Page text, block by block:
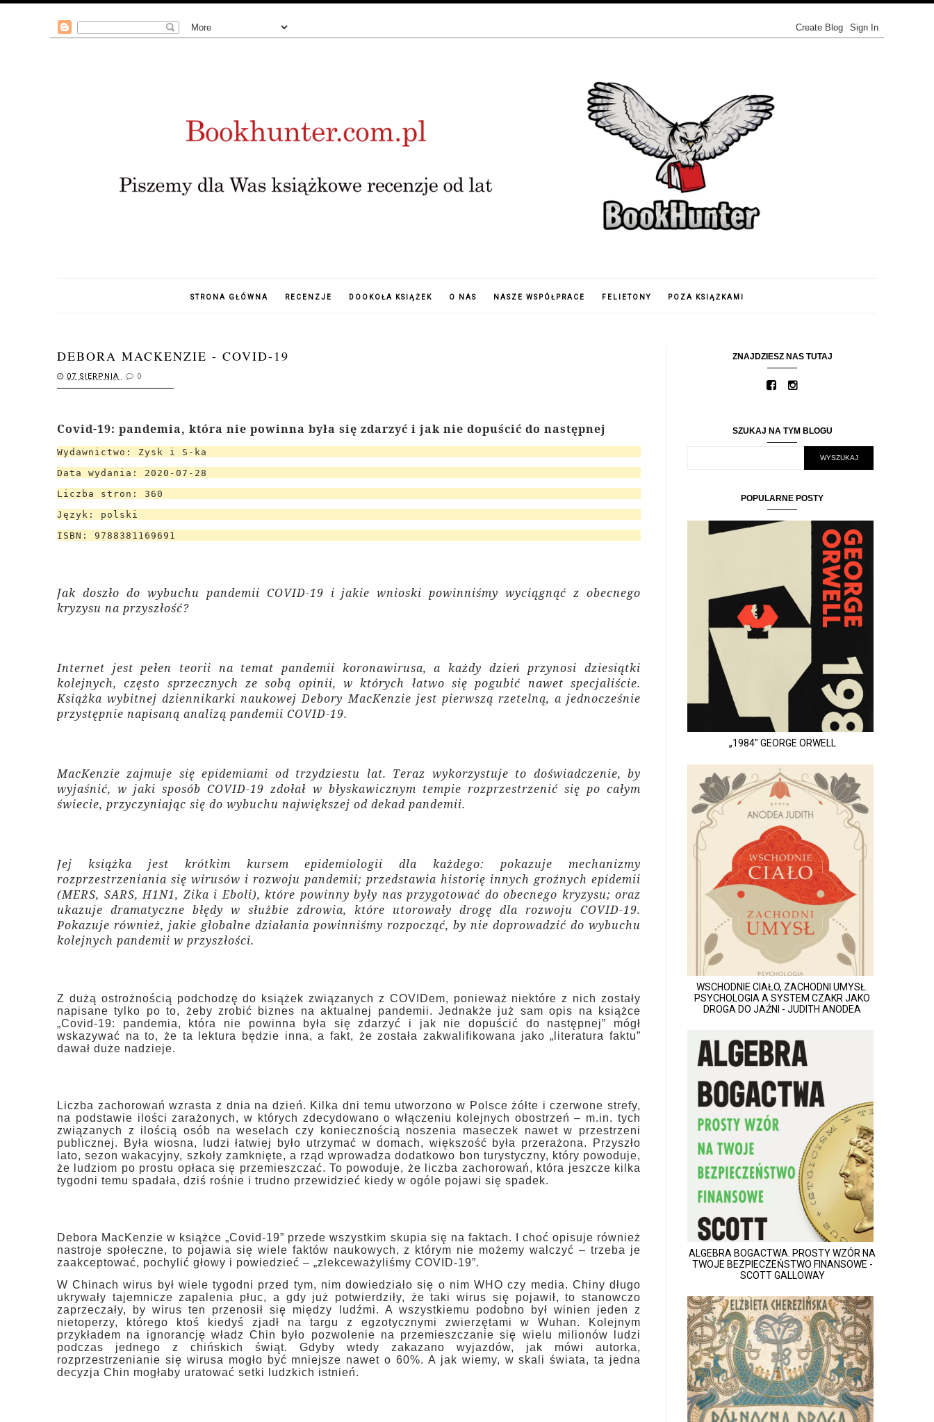
STRONA GŁÓWNA RECENZJE DOOKOŁA KSIĄŻEK O NAS NASZE WSPÓŁPRACE FELIETONY POZA KSIĄŻKAMI
DEBORA MACKENZIE - COVID-19
07 SIERPNIA 0
Covid-19: pandemia, która nie powinna była się zdarzyć i jak nie dopuścić do następnej
Wydawnictwo: Zysk i S-ka
Data wydania: 2020-07-28
Liczba stron: 360
Język: polski
ISBN: 9788381169691
Jak doszło do wybuchu pandemii COVID-19 i jakie wnioski powinniśmy wyciągnąć z obecnego
kryzysu na przyszłość?
Internet jest pełen teorii na temat pandemii koronawirusa, a każdy dzień przynosi dziesiątki
kolejnych, często sprzecznych ze sobą opinii, w których łatwo się pogubić nawet specjaliście.
Książka wybitnej dziennikarki naukowej Debory MacKenzie jest pierwszą rzetelną, a jednocześnie
przystępnie napisaną analizą pandemii COVID-19.
MacKenzie zajmuje się epidemiami od trzydziestu lat. Teraz wykorzystuje to doświadczenie, by
wyjaśnić, w jaki sposób COVID-19 zdołał w błyskawicznym tempie rozprzestrzenić się po całym
świecie, przyczyniając się do wybuchu największej od dekad pandemii.
Jej książka jest krótkim kursem epidemiologii dla każdego: pokazuje mechanizmy
rozprzestrzeniania się wirusów i rozwoju pandemii; przedstawia historię innych groźnych epidemii
(MERS, SARS, H1N1, Zika i Eboli), które powinny były nas przygotować do obecnego kryzysu; oraz
ukazuje dramatyczne błędy w służbie zdrowia, które utorowały drogę dla rozwoju COVID-19.
Pokazuje również, jakie globalne działania powinniśmy rozpocząć, by nie doprowadzić do wybuchu
kolejnych pandemii w przyszłości.
Z dużą ostrożnością podchodzę do książek związanych z COVIDem, ponieważ niektóre z nich zostały
napisane tylko po to, żeby zrobić biznes na aktualnej pandemii. Jednakże już sam opis na książce
„Covid-19: pandemia, która nie powinna była się zdarzyć i jak nie dopuścić do następnej” mógł
wskazywać na to, że ta lektura będzie inna, a fakt, że została zakwalifikowana jako „literatura faktu”
dawał duże nadzieje.
Liczba zachorowań wzrasta z dnia na dzień. Kilka dni temu utworzono w Polsce żółte i czerwone strefy,
na podstawie ilości zarażonych, w których zdecydowano o włączeniu kolejnych obostrzeń – m.in. tych
związanych z ilością osób na weselach czy koniecznością noszenia maseczek nawet w przestrzeni
publicznej. Była wiosna, ludzi łatwiej było utrzymać w domach, większość była przerażona. Przyszło
lato, sezon wakacyjny, szkoły zamknięte, a rząd wprowadza dodatkowo bon turystyczny, który powoduje,
że ludziom po prostu opłaca się przemieszczać. To powoduje, że liczba zachorowań, która jeszcze kilka
tygodni temu spadała, dziś rośnie i trudno przewidzieć kiedy w ogóle pojawi się spadek.
Debora MacKenzie w książce „Covid-19” przede wszystkim skupia się na faktach. I choć opisuje również
nastroje społeczne, to pojawia się wiele faktów naukowych, z którym nie możemy walczyć – trzeba je
zaakceptować, pochylić głowy i powiedzieć – „zlekceważyliśmy COVID-19”.
W Chinach wirus był wiele tygodni przed tym, nim dowiedziało się o nim WHO czy media. Chiny długo
ukrywały tajemnicze zapalenia płuc, a gdy już potwierdziły, że taki wirus się pojawił, to stanowczo
zaprzeczały, by wirus ten przenosił się między ludźmi. A wszystkiemu podobno był winien jeden z
nietoperzy, którego ktoś kiedyś zjadł na targu z egzotycznymi zwierzętami w Wuhan. Kolejnym
przykładem na ignorancję władz Chin było pozwolenie na przemieszczanie się wielu milionów ludzi
podczas jednego z chińskich świąt. Gdyby wtedy zakazano wyjazdów, jak mówi autorka,
rozprzestrzenianie się wirusa mogło być mniejsze nawet o 60%. A jak wiemy, w skali świata, ta jedna
decyzja Chin mogłaby uratować setki ludzkich istnień.
ZNAJDZIESZ NAS TUTAJ
SZUKAJ NA TYM BLOGU
POPULARNE POSTY
„1984" GEORGE ORWELL
WSCHODNIE CIAŁO, ZACHODNI UMYSŁ.
PSYCHOLOGIA A SYSTEM CZAKR JAKO
DROGA DO JAŹNI - JUDITH ANODEA
ALGEBRA BOGACTWA. PROSTY WZÓR NA
TWOJE BEZPIECZEŃSTWO FINANSOWE -
SCOTT GALLOWAY